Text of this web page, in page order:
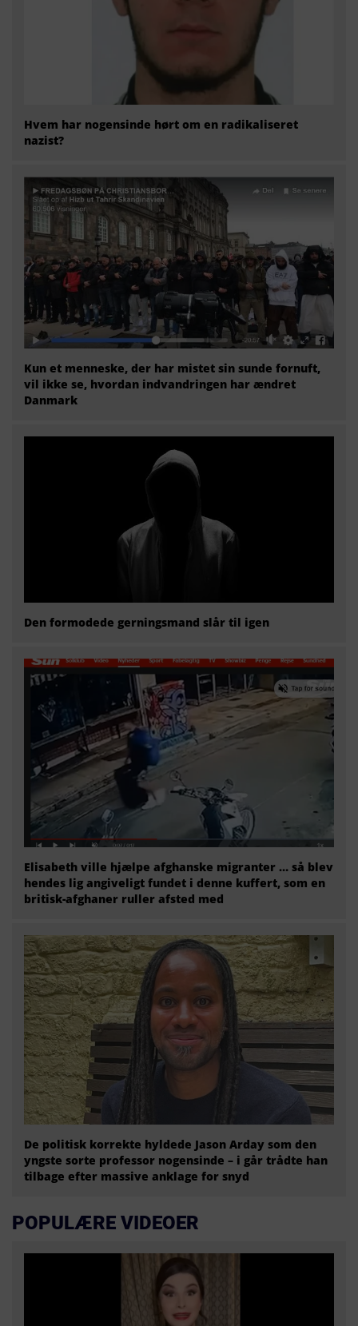
Hvem har nogensinde hørt om en radikaliseret
nazist?
Kun et menneske, der har mistet sin sunde fornuft,
vil ikke se, hvordan indvandringen har ændret
Danmark
Den formodede gerningsmand slår til igen
Elisabeth ville hjælpe afghanske migranter … så blev
hendes lig angiveligt fundet i denne kuffert, som en
britisk-afghaner ruller afsted med
De politisk korrekte hyldede Jason Arday som den
yngste sorte professor nogensinde – i går trådte han
tilbage efter massive anklage for snyd
POPULÆRE VIDEOER